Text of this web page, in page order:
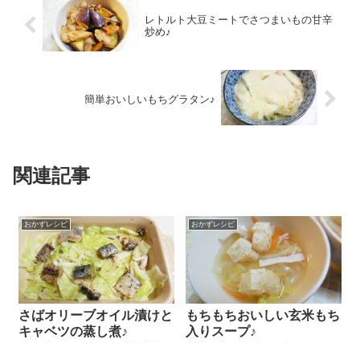
レトルト大豆ミートでさつまいもの甘辛
炒め♪
簡単おいしいもちグラタン♪
関連記事
おかずレシピ
さばオリーブオイル漬けと
キャベツの蒸し煮♪
おかずレシピ
もちもちおいしい玄米もち
入りスープ♪